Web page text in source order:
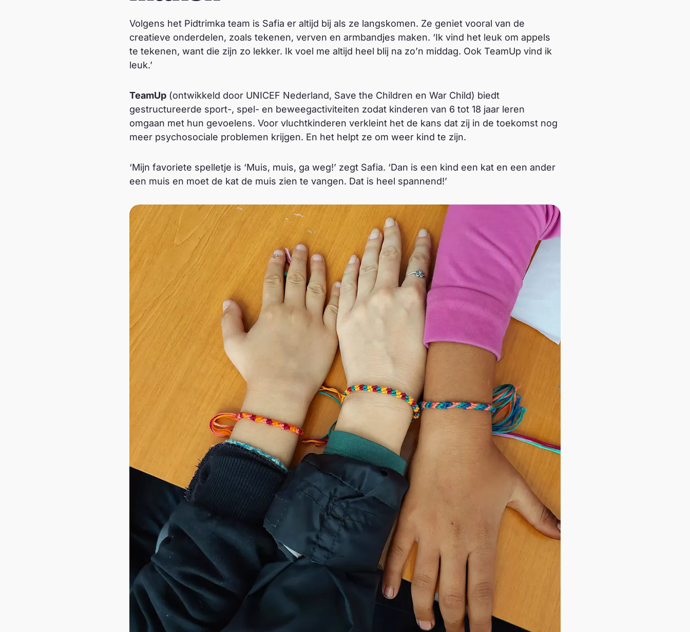
Volgens het Pidtrimka team is Safia er altijd bij als ze langskomen. Ze geniet vooral van de
creatieve onderdelen, zoals tekenen, verven en armbandjes maken. ‘Ik vind het leuk om appels
te tekenen, want die zijn zo lekker. Ik voel me altijd heel blij na zo’n middag. Ook TeamUp vind ik
leuk.’
TeamUp (ontwikkeld door UNICEF Nederland, Save the Children en War Child) biedt
gestructureerde sport-, spel- en beweegactiviteiten zodat kinderen van 6 tot 18 jaar leren
omgaan met hun gevoelens. Voor vluchtkinderen verkleint het de kans dat zij in de toekomst nog
meer psychosociale problemen krijgen. En het helpt ze om weer kind te zijn.
‘Mijn favoriete spelletje is ‘Muis, muis, ga weg!’ zegt Safia. ‘Dan is een kind een kat en een ander
een muis en moet de kat de muis zien te vangen. Dat is heel spannend!’